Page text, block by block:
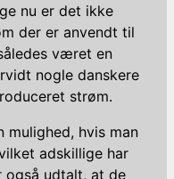
nu er det ikke
der er anvendt til
været en
nogle danskere
strøm.
mulighed, hvis man
adskillige har
også udtalt, at de